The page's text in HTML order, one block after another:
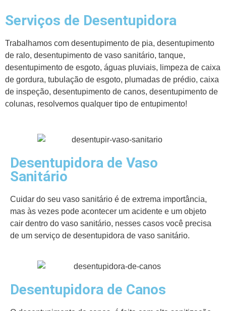
Serviços de Desentupidora
Trabalhamos com desentupimento de pia, desentupimento
de ralo, desentupimento de vaso sanitário, tanque,
desentupimento de esgoto, águas pluviais, limpeza de caixa
de gordura, tubulação de esgoto, plumadas de prédio, caixa
de inspeção, desentupimento de canos, desentupimento de
colunas, resolvemos qualquer tipo de entupimento!
Desentupidora de Vaso
Sanitário
Cuidar do seu vaso sanitário é de extrema importância,
mas às vezes pode acontecer um acidente e um objeto
cair dentro do vaso sanitário, nesses casos você precisa
de um serviço de desentupidora de vaso sanitário.
Desentupidora de Canos